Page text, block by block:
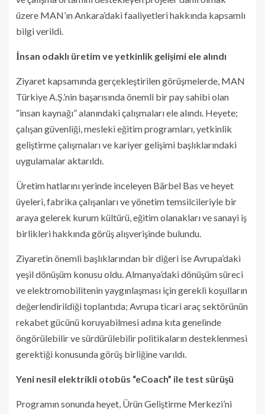
üzere MAN’ın Ankara’daki faaliyetleri hakkında kapsamlı
bilgi verildi.
İnsan odaklı üretim ve yetkinlik gelişimi ele alındı
Ziyaret kapsamında gerçekleştirilen görüşmelerde, MAN
Türkiye A.Ş.’nin başarısında önemli bir pay sahibi olan
“insan kaynağı” alanındaki çalışmaları ele alındı. Heyete;
çalışan güvenliği, mesleki eğitim programları, yetkinlik
geliştirme çalışmaları ve kariyer gelişimi başlıklarındaki
uygulamalar aktarıldı.
Üretim hatlarını yerinde inceleyen Bärbel Bas ve heyet
üyeleri, fabrika çalışanları ve yönetim temsilcileriyle bir
araya gelerek kurum kültürü, eğitim olanakları ve sanayi iş
birlikleri hakkında görüş alışverişinde bulundu.
Ziyaretin önemli başlıklarından bir diğeri ise Avrupa’daki
yeşil dönüşüm konusu oldu. Almanya’daki dönüşüm süreci
ve elektromobilitenin yaygınlaşması için gerekli koşulların
değerlendirildiği toplantıda; Avrupa ticari araç sektörünün
rekabet gücünü koruyabilmesi adına kıta genelinde
öngörülebilir ve sürdürülebilir politikaların desteklenmesi
gerektiği konusunda görüş birliğine varıldı.
Yeni nesil elektrikli otobüs “eCoach” ile test sürüşü
Programın sonunda heyet, Ürün Geliştirme Merkezi’ni